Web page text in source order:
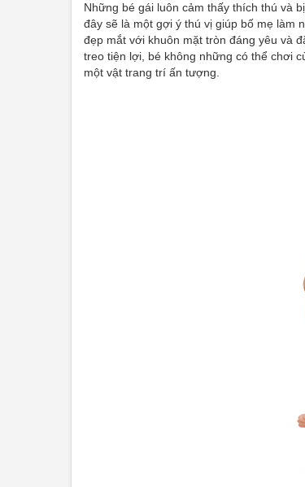
Những bé gái luôn cảm thấy thích thú và
đây sẽ là một gợi ý thú vị giúp bố mẹ làm
đẹp mắt với khuôn mặt tròn đáng yêu và
treo tiện lợi, bé không những có thể chơi
một vật trang trí ấn tượng.